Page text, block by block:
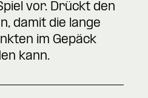
vor. Drückt den
damit die lange
im Gepäck
kann.